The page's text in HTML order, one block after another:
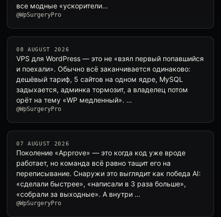
все модные «ускорители…
@WpSurgeryPro
08 AUGUST 2026
VPS для WordPress — это не «взял первый попавшийся
и поехали». Обычно всё заканчивается одинаково:
дешёвый тариф, 5 сайтов на одном ядре, MySQL
задыхается, админка тормозит, а владелец потом
орёт на тему «WP медленный». …
@WpSurgeryPro
07 AUGUST 2026
Поколение «Approve» — это когда код уже вроде
работает, но команда всё равно тащит его на
переписывание. Снаружи это выглядит как победа AI:
«сделали быстрее», «написали в 3 раза больше»,
«собрали за выходные». А внутри …
@WpSurgeryPro